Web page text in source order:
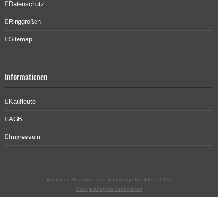
Datenschutz
Ringgrößen
Sitemap
Informationen
Kaufleute
AGB
Impressum
Rubinland Mineralien- und Schmuckgroßhandel © 2026
Google Analytics deaktivieren